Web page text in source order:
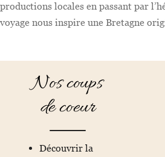
productions locales en passant par
voyage nous inspire une Bretagne
Nos coups
de coeur
Découvrir la